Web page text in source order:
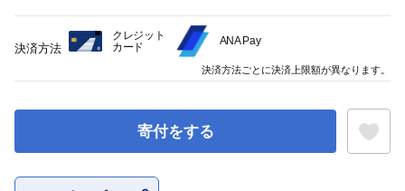
寄付をする
決済方法
クレジット
カード
ANA Pay
決済方法ごとに決済上限額が異なります。